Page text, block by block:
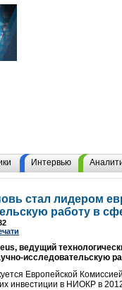
Интервью
стал лидером
работу в
ведущий
исследовательскую
Европейской
инвестиции в НИОКР в